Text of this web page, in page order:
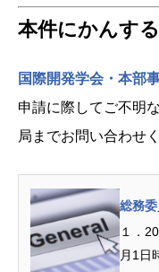
本件にかんす
国際開発学会・本部
申請に際してご不明
局までお問い合わせ
総務
１．
月1日